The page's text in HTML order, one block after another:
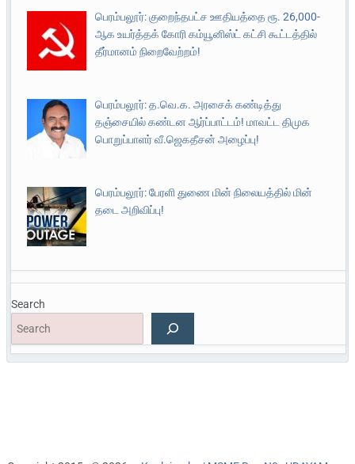
பெரம்பலூர்: குறைந்தபட்ச ஊதியத்தை ரூ. 26,000-
ஆக உயர்த்தக் கோரி கம்யூனிஸ்ட் கட்சி கூட்டத்தில்
தீர்மானம் நிறைவேற்றம்!
பெரம்பலூர்: த.வெ.க. அரசைக் கண்டித்து
தஞ்சையில் கண்டன ஆர்ப்பாட்டம்! மாவட்ட திமுக
பொறுப்பாளர் வீ.ஜெகதீசன் அழைப்பு!
பெரம்பலூர்: பேரளி துணை மின் நிலையத்தில் மின்
தடை அறிவிப்பு!
Search